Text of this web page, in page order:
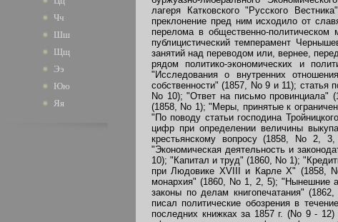
Чч
Шш
Щщ
Ээ
Юю
Яя
лагеря Катковского "Русского
преклонение пред ним исходило от
перелома в общественно-
публицистический темперамент
занятий над переводом или, вернее,
рядом политико-экономических и
"Исследования о внутренних
собственности" (1857, No 9 и 11);
No 10); "Ответ на письмо провинциала"
(1858, No 1); "Меры, принятые к
"По поводу статьи господина
цифр при определении величины
крестьянскому вопросу (1858, No 2,
"Экономическая деятельность и
10); "Капитал и труд" (1860, No 1);
при Людовике XVIII и Карле X" (1858,
монархия" (1860, No 1, 2, 5); "Нынешние
законы по делам книгопечатания"
писал политические обозрения в
последних книжках за 1857 г. (No 9 -